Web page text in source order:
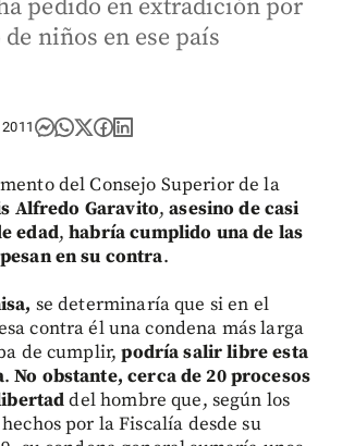
pedido en extradición por
niños en ese país
del Consejo Superior de la
Alfredo Garavito,asesino de casi
edad,habría cumplido una de las
en su contra.
se determinaría que si en el
contra él una condena más larga
de cumplir,podría salir libre esta
.No obstante, cerca de 20 procesos
del hombre que, según los
por la Fiscalía desde su